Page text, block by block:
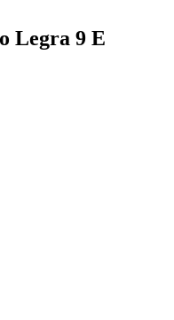
Legra 9 E